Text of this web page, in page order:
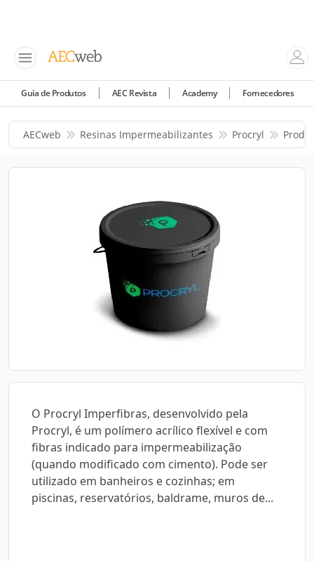
Guia de Produtos AEC Revista Academy Fornecedores
AECweb Resinas Impermeabilizantes Procryl
O Procryl Imperfibras, desenvolvido pela
Procryl, é um polímero acrílico flexível e com
fibras indicado para impermeabilização
(quando modificado com cimento). Pode ser
utilizado em banheiros e cozinhas; em
piscinas, reservatórios, baldrame, muros de...